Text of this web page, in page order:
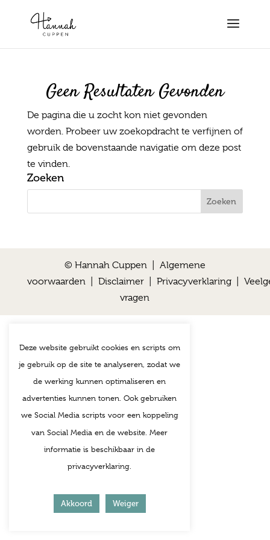
Geen Resultaten Gevonden
De pagina die u zocht kon niet gevonden
worden. Probeer uw zoekopdracht te verfijnen of
gebruik de bovenstaande navigatie om deze post
te vinden.
Zoeken
© Hannah Cuppen | Algemene
voorwaarden| Disclaimer| Privacyverklaring|
vragen
Deze website gebruikt cookies en scripts om
je gebruik op de site te analyseren, zodat we
de werking kunnen optimaliseren en
advertenties kunnen tonen. Ook gebruiken
we Social Media scripts voor een koppeling
van Social Media en de website. Meer
informatie is beschikbaar in de
privacyverklaring.
Akkoord Weiger